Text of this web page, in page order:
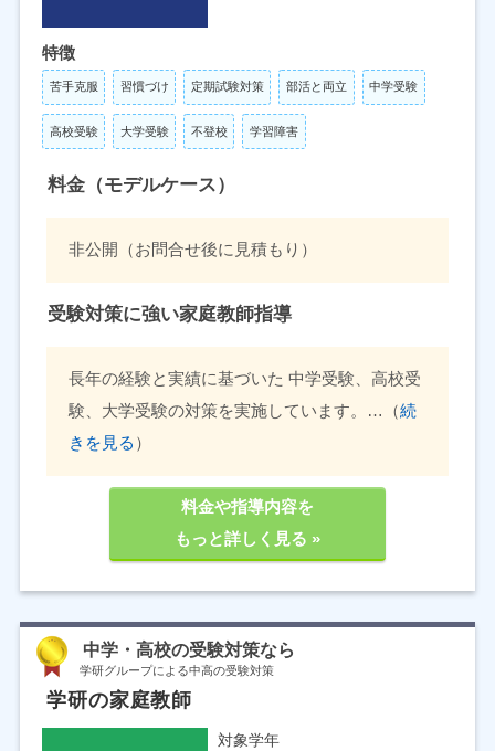
特徴
苦手克服 習慣づけ 定期試験対策 部活と両立 中学受験
高校受験 大学受験 不登校 学習障害
料金（モデルケース）
非公開（お問合せ後に見積もり）
受験対策に強い家庭教師指導
長年の経験と実績に基づいた 中学受験、高校受
験、大学受験の対策を実施しています。…（続
きを見る ）
料金や指導内容を
もっと詳しく見る »
中学・高校の受験対策なら
学研グループによる中高の受験対策
学研の家庭教師
対象学年